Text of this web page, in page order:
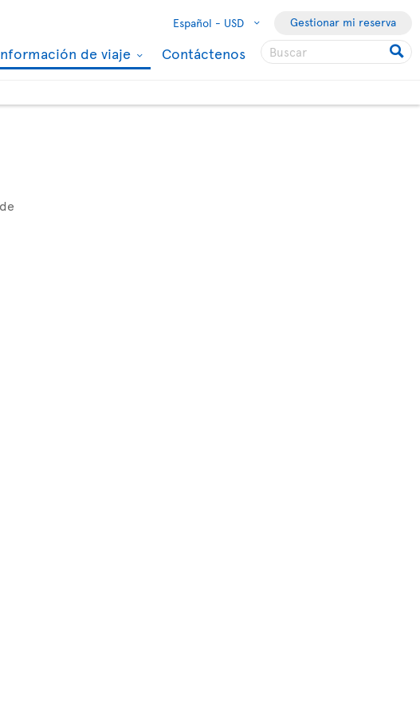
Español - USD Gestionar mi reserva
de viaje Contáctenos